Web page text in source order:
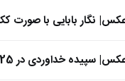
نگار بابایی با صورت
سپیده خداوردی در 25 سالگی در اولین فیلمش در کنار شهاب حسینی